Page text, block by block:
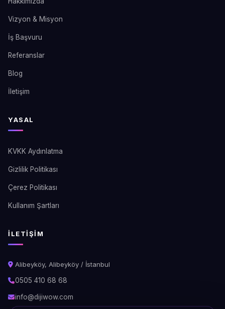
Vizyon & Misyon
İş Başvuru
Referanslar
Blog
İletişim
YASAL
KVKK Aydınlatma
Gizlilik Politikası
Çerez Politikası
Kullanım Şartları
İLETIŞIM
Alibeyköy, Alibeyköy / İstanbul
0505 410 68 68
info@dijiwow.com